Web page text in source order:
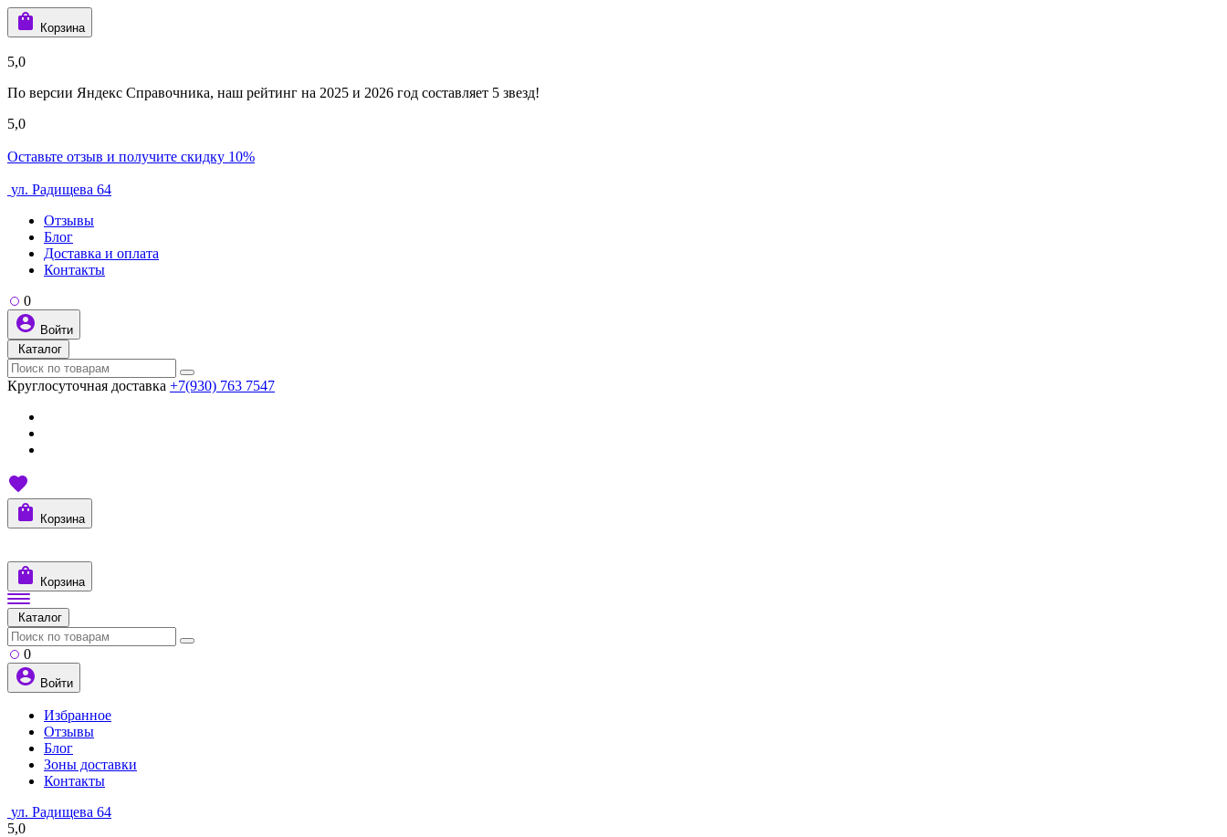
Корзина
5,0
По версии Яндекс Справочника, наш рейтинг на 2025 и 2026 год составляет 5 звезд!
5,0
Оставьте отзыв и получите скидку 10%
ул. Радищева 64
Отзывы
Блог
Доставка и оплата
Контакты
0
Войти
Каталог
Круглосуточная доставка +7(930) 763 7547
Корзина
Корзина
Каталог
0
Войти
Избранное
Отзывы
Блог
Зоны доставки
Контакты
ул. Радищева 64
5,0